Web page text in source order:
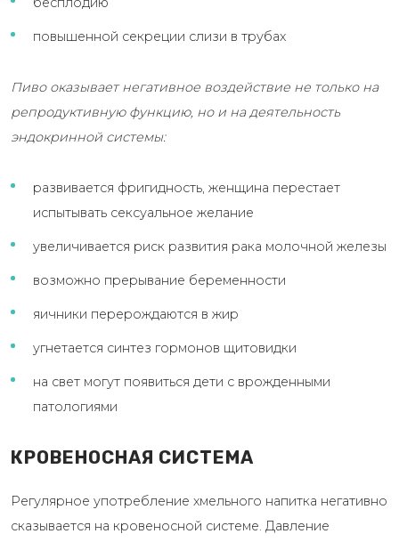
повышенной секреции слизи в трубах
Пиво оказывает негативное воздействие не только на
репродуктивную функцию, но и на деятельность
эндокринной системы:
развивается фригидность, женщина перестает
испытывать сексуальное желание
увеличивается риск развития рака молочной железы
возможно прерывание беременности
яичники перерождаются в жир
угнетается синтез гормонов щитовидки
на свет могут появиться дети с врожденными
патологиями
КРОВЕНОСНАЯ СИСТЕМА
Регулярное употребление хмельного напитка негативно
сказывается на кровеносной системе. Давление